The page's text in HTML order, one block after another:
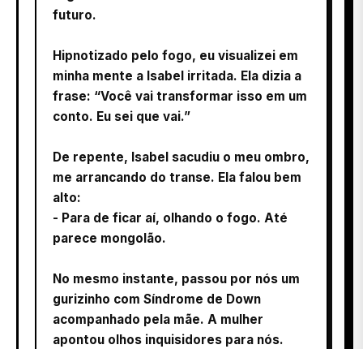
futuro.
Hipnotizado pelo fogo, eu visualizei em
minha mente a Isabel irritada. Ela dizia a
frase: “Você vai transformar isso em um
conto. Eu sei que vai.”
De repente, Isabel sacudiu o meu ombro,
me arrancando do transe. Ela falou bem
alto:
- Para de ficar aí, olhando o fogo. Até
parece mongolão.
No mesmo instante, passou por nós um
gurizinho com Síndrome de Down
acompanhado pela mãe. A mulher
apontou olhos inquisidores para nós.